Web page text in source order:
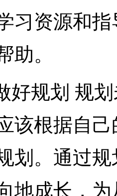
习资源和
助。
好规划 规
该根据自
划。通过
地成长，